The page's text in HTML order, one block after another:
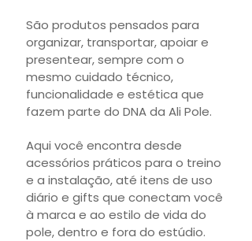
São produtos pensados para
organizar, transportar, apoiar e
presentear, sempre com o
mesmo cuidado técnico,
funcionalidade e estética que
fazem parte do DNA da Ali Pole.
Aqui você encontra desde
acessórios práticos para o treino
e a instalação, até itens de uso
diário e gifts que conectam você
à marca e ao estilo de vida do
pole, dentro e fora do estúdio.